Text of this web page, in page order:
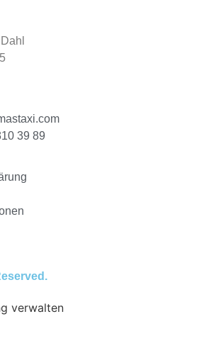
39 89
verwalten